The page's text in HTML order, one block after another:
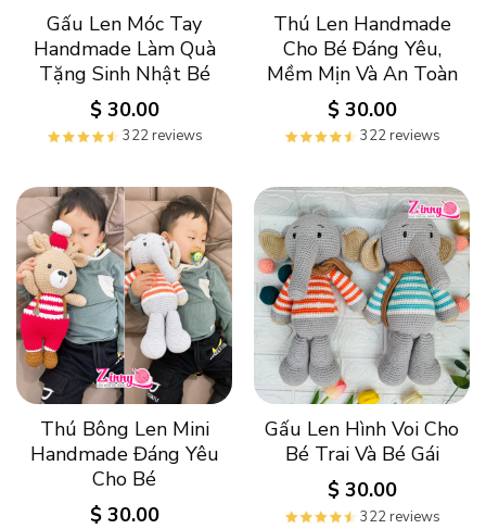
Gấu Len Móc Tay
Handmade Làm Quà
Tặng Sinh Nhật Bé
$30.00
322 reviews
Thú Len Handmade
Cho Bé Đáng Yêu,
Mềm Mịn Và An Toàn
$30.00
322 reviews
Thú Bông Len Mini
Handmade Đáng Yêu
Cho Bé
$30.00
Gấu Len Hình Voi Cho
Bé Trai Và Bé Gái
$30.00
322 reviews